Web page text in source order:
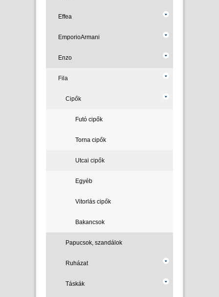
Effea
EmporioArmani
Enzo
Fila
Cipők
Futó cipők
Torna cipők
Utcai cipők
Egyéb
Vitorlás cipők
Bakancsok
Papucsok, szandálok
Ruházat
Táskák